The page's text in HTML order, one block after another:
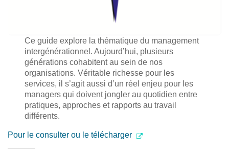
Ce guide explore la thématique du management
intergénérationnel. Aujourd’hui, plusieurs
générations cohabitent au sein de nos
organisations. Véritable richesse pour les
services, il s’agit aussi d’un réel enjeu pour les
managers qui doivent jongler au quotidien entre
pratiques, approches et rapports au travail
différents.
Pour le consulter ou le télécharger